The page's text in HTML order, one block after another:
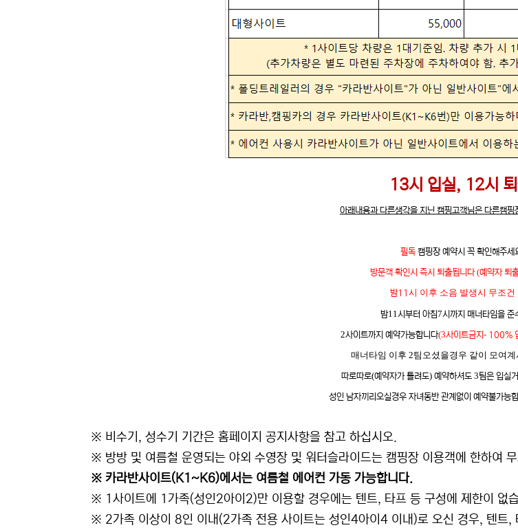
13시 입실, 12시
아래내용과 다른생각을 지닌 캠핑고객님은 다른캠핑
필독 캠핑장 예약시 꼭 확인해주세
방문객 확인시 즉시 퇴출됩니다(예약자 퇴
밤11 시 이후 소음 발생시 무조건
밤11 시부터 아침7시까지 매너타임을 준
2사이트까지 예약가능합니다(3사이트금지-100%
매너타임 이후 2팀오셨을경우 같이 모여계
따로따로(예약자가 틀려도) 예약하셔도 3팀은 입실
성인 남자끼리오실경우 자녀동반 관계없이 예약불가능
※ 비수기, 성수기 기간은 홈페이지 공지사항을 참고 하십시오.
※ 방방 및 여름철 운영되는 야외 수영장 및 워터슬라이드는 캠핑장 이용객에 한하여 무
※ 카라반사이트(K1~K6)에서는 여름철 에어컨 가동 가능합니다.
※ 1사이트에 1가족(성인2아이2)만 이용할 경우에는 텐트, 타프 등 구성에 제한이 없
※ 2가족 이상이 8인 이내(2가족 전용 사이트는 성인4아이4 이내)로 오신 경우, 텐트,